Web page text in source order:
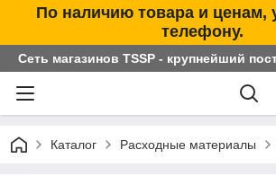
По наличию товара и ценам,
телефону.
Сеть магазинов TSSP - крупнейший
Каталог Расходные материалы